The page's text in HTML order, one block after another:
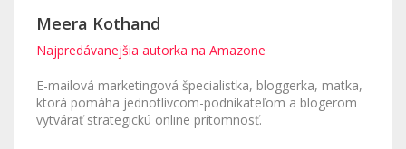
Meera Kothand
Najpredávanejšia autorka na Amazone
E-mailová marketingová špecialistka, bloggerka, matka,
ktorá pomáha jednotlivcom-podnikateľom a blogerom
vytvárať strategickú online prítomnosť.